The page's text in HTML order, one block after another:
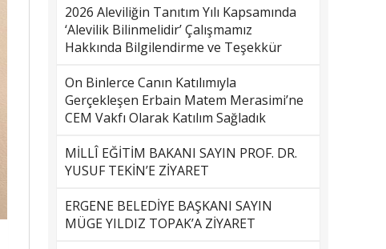
2026 Aleviliğin Tanıtım Yılı Kapsamında
‘Alevilik Bilinmelidir’ Çalışmamız
Hakkında Bilgilendirme ve Teşekkür
On Binlerce Canın Katılımıyla
Gerçekleşen Erbain Matem Merasimi’ne
CEM Vakfı Olarak Katılım Sağladık
MİLLÎ EĞİTİM BAKANI SAYIN PROF. DR.
YUSUF TEKİN’E ZİYARET
ERGENE BELEDİYE BAŞKANI SAYIN
MÜGE YILDIZ TOPAK’A ZİYARET